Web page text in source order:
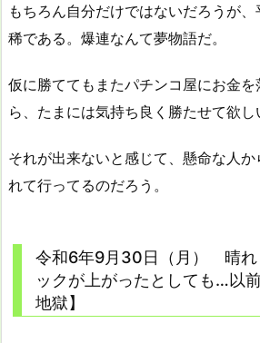
もちろん自分だけではないだろうが
稀である。爆連なんて夢物語だ。
仮に勝ててもまたパチンコ屋にお金
ら、たまには気持ち良く勝たせて欲し
それが出来ないと感じて、懸命な人
れて行ってるのだろう。
令和6年9月30日（月） 晴
ックが上がったとしても…以
地獄】